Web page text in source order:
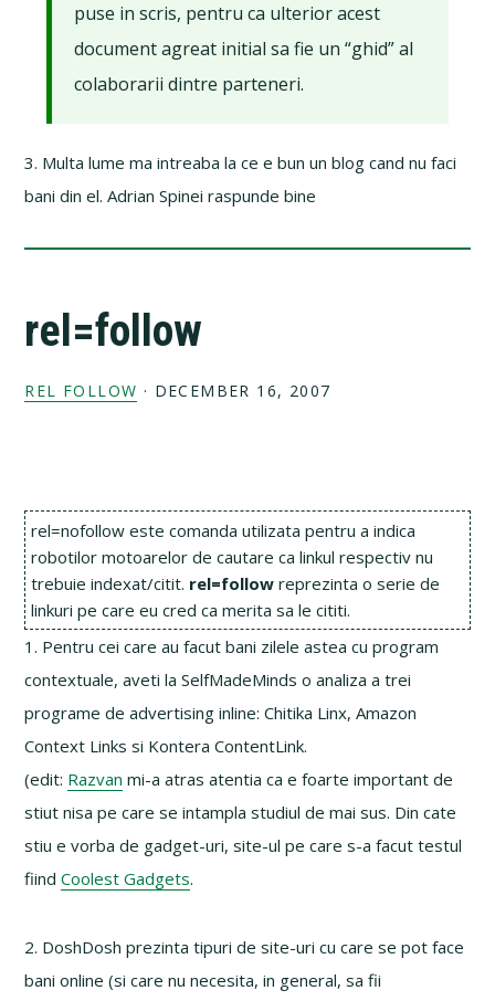
puse in scris, pentru ca ulterior acest
document agreat initial sa fie un “ghid” al
colaborarii dintre parteneri.
3. Multa lume ma intreaba la ce e bun un blog cand nu faci
bani din el. Adrian Spinei raspunde bine
rel=follow
REL FOLLOW · DECEMBER 16, 2007
rel=nofollow este comanda utilizata pentru a indica
robotilor motoarelor de cautare ca linkul respectiv nu
trebuie indexat/citit. rel=follow reprezinta o serie de
linkuri pe care eu cred ca merita sa le cititi.
1. Pentru cei care au facut bani zilele astea cu program
contextuale, aveti la SelfMadeMinds o analiza a trei
programe de advertising inline: Chitika Linx, Amazon
Context Links si Kontera ContentLink.
(edit: Razvan mi-a atras atentia ca e foarte important de
stiut nisa pe care se intampla studiul de mai sus. Din cate
stiu e vorba de gadget-uri, site-ul pe care s-a facut testul
fiindCoolest Gadgets.
2. DoshDosh prezinta tipuri de site-uri cu care se pot face
bani online (si care nu necesita, in general, sa fii